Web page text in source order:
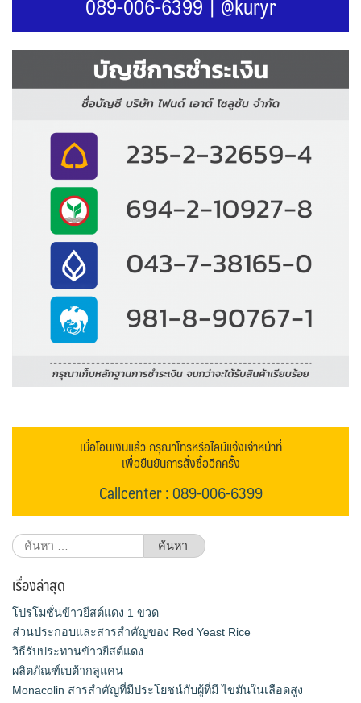
เมื่อโอนเงินแล้ว กรุณาโทรหรือไลน์แจ้งเจ้าหน้าที่
เพื่อยืนยันการสั่งซื้ออีกครั้ง
Callcenter : 089-006-6399
ค้นหา
สำหรับ:
เรื่องล่าสุด
โปรโมชั่นข้าวยีสต์แดง 1 ขวด
ส่วนประกอบและสารสำคัญของ Red Yeast Rice
วิธีรับประทานข้าวยีสต์แดง
ผลิตภัณฑ์เบต้ากลูแคน
Monacolin สารสำคัญที่มีประโยชน์กับผู้ที่มี ไขมันในเลือดสูง